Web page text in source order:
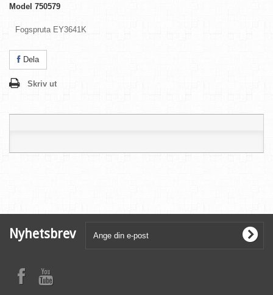
Model 750579
Fogspruta EY3641K
Dela
Skriv ut
Nyhetsbrev